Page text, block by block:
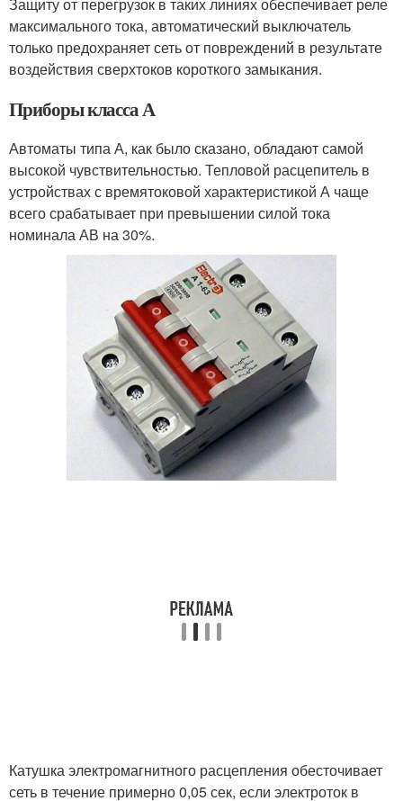
максимального тока, автоматический выключатель
только предохраняет сеть от повреждений в результате
воздействия сверхтоков короткого замыкания.
Приборы класса А
Автоматы типа А, как было сказано, обладают самой
высокой чувствительностью. Тепловой расцепитель в
устройствах с времятоковой характеристикой А чаще
всего срабатывает при превышении силой тока
номинала АВ на 30%.
Катушка электромагнитного расцепления обесточивает
сеть в течение примерно 0,05 сек, если электроток в